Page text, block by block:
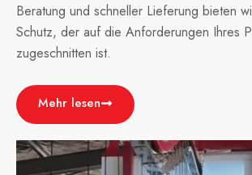
Beratung und schneller Lieferung bieten
Schutz, der auf die Anforderungen Ihres
zugeschnitten ist.
Mehr lesen